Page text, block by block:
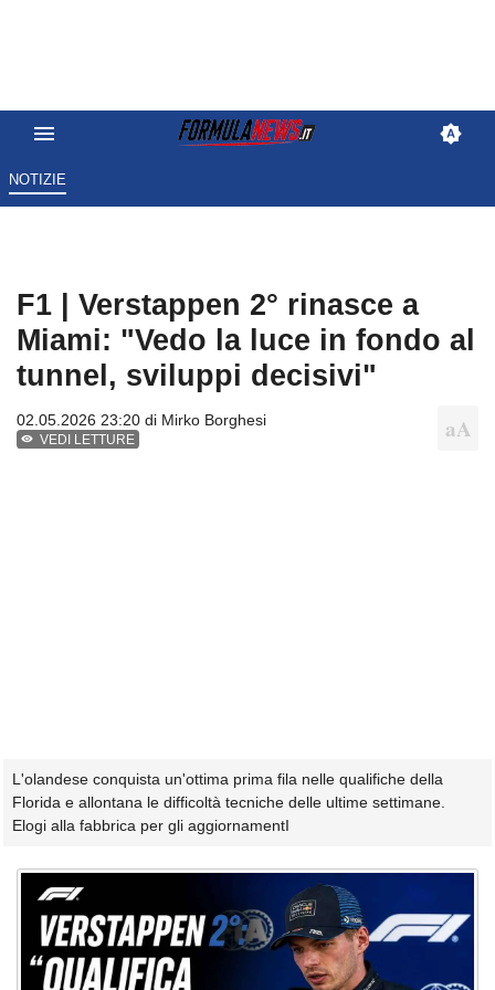
NOTIZIE
F1 | Verstappen 2° rinasce a
Miami: "Vedo la luce in fondo al
tunnel, sviluppi decisivi"
02.05.2026 23:20 di Mirko Borghesi
VEDI LETTURE
L'olandese conquista un'ottima prima fila nelle qualifiche della
Florida e allontana le difficoltà tecniche delle ultime settimane.
Elogi alla fabbrica per gli aggiornamentI